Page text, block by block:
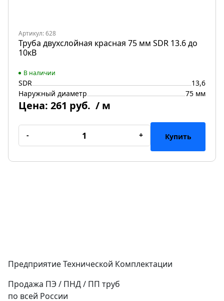
Артикул: 628
Труба двухслойная красная 75 мм SDR 13.6 до
10кВ
В наличии
SDR
13,6
Наружный диаметр
75 мм
Цена: 261 руб. / м
- + Купить
Предприятие Технической Комплектации
Продажа ПЭ / ПНД / ПП труб
по всей России